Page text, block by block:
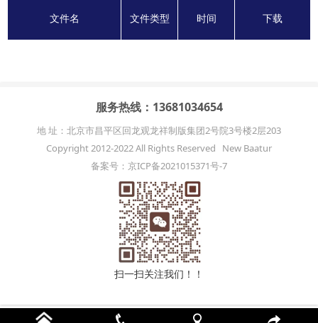
文件名 文件类型 时间 下载
服务热线：13681034654
地 址：北京市昌平区回龙观龙祥制版集团2号院3号楼2层203
Copyright 2012-2022 All Rights Reserved New Baatur
备案号：京ICP备2021015371号-7
扫一扫关注我们！！